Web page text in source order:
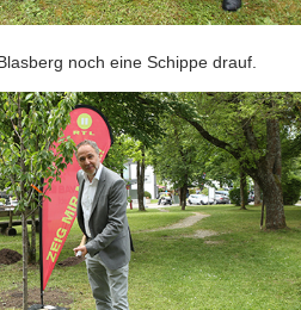
noch eine Schippe drauf.